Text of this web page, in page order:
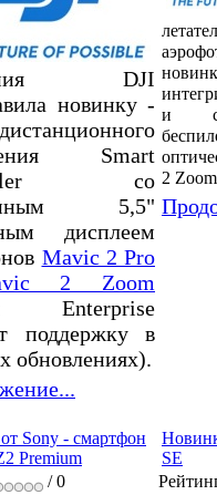
DJI
новинку -
Smart
со
5,5"
дисплеем
Mavic 2 Pro
2 Zoom
Enterprise
поддержку в
обновлениях).
и
2
Sony - смартфон
Premium
/ 0
SE